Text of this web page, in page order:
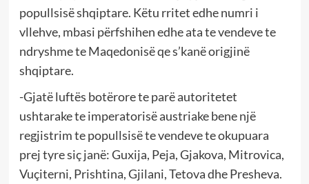
popullsisë shqiptare. Këtu rritet edhe numri i
vllehve, mbasi përfshihen edhe ata te vendeve te
ndryshme te Maqedonisë qe s’kanë origjinë
shqiptare.
-Gjatë luftës botërore te parë autoritetet
ushtarake te imperatorisë austriake bene një
regjistrim te popullsisë te vendeve te okupuara
prej tyre siç janë: Guxija, Peja, Gjakova, Mitrovica,
Vuçiterni, Prishtina, Gjilani, Tetova dhe Presheva.